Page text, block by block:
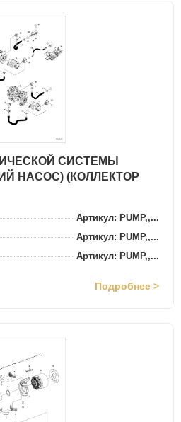
СИСТЕМЫ
НАСОС) (КОЛЛЕКТОР
Артикул: PUMP,,...
Артикул: PUMP,,...
Артикул: PUMP,,...
Подробнее >